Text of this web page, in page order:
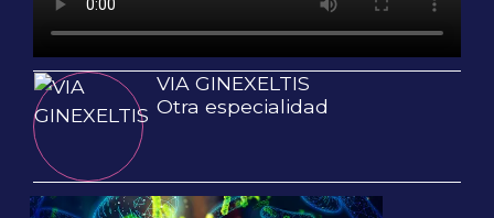
VIA GINEXELTIS
Otra especialidad